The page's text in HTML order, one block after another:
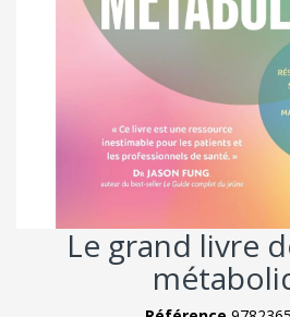
Le grand livre